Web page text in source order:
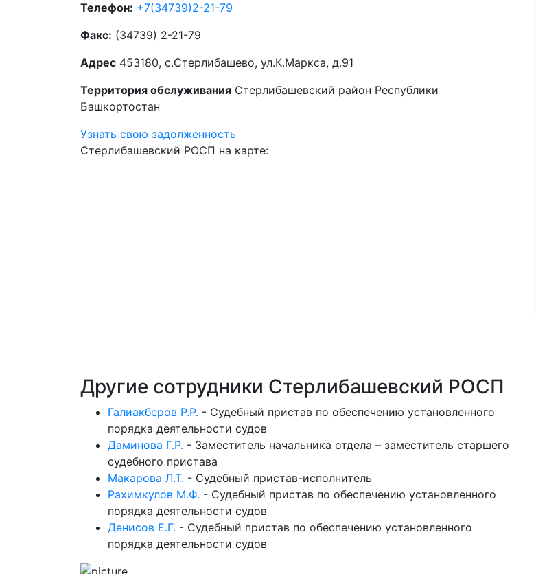
Телефон: +7(34739)2-21-79
Факс: (34739) 2-21-79
Адрес 453180, с.Стерлибашево, ул.К.Маркса, д.91
Территория обслуживания Стерлибашевский район Республики
Башкортостан
Узнать свою задолженность
Стерлибашевский РОСП на карте:
Другие сотрудники Стерлибашевский РОСП
Галиакберов Р.Р. - Судебный пристав по обеспечению установленного
порядка деятельности судов
Даминова Г.Р. - Заместитель начальника отдела – заместитель старшего
судебного пристава
Макарова Л.Т. - Судебный пристав-исполнитель
Рахимкулов М.Ф. - Судебный пристав по обеспечению установленного
порядка деятельности судов
Денисов Е.Г. - Судебный пристав по обеспечению установленного
порядка деятельности судов